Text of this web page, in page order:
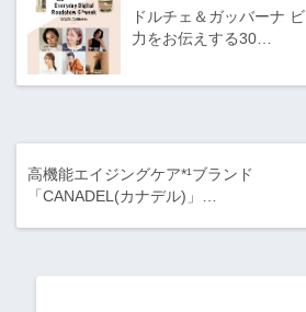
ドルチェ＆ガッバーナ
力をお伝えする30…
高機能エイジングケア*¹ブランド
「CANADEL(カナデル)」…